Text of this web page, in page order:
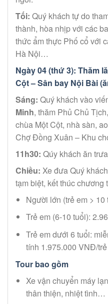
Tối: Quý khách tự do
thành, hòa nhịp với các
thức ẩm thực Phố cổ với
Hà Nội…
Ngày 04 (thứ 3): Thăm
Cột – Sân bay Nội Bài
Sáng: Quý khách vào
Minh, thăm Phủ Chủ
chùa Một Cột, nhà sàn,
Chợ Đồng Xuân – Khu
11h30: Qúy khách ăn
Chiều: Xe đưa Quý
tạm biệt, kết thúc chương
Người lớn (trẻ em >
Trẻ em (6-10 tuổi):
Trẻ em dưới 6 tuổi:
tính 1.975.000 VNĐ/trẻ
Tour bao gồm
Xe vận chuyển máy
thân thiện, nhiệt tình…